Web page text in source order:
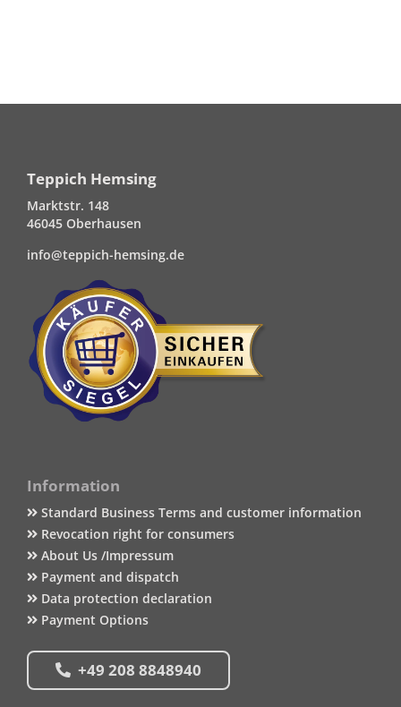
Teppich Hemsing
Marktstr. 148
46045 Oberhausen
info@teppich-hemsing.de
Information
Standard Business Terms and customer information
Revocation right for consumers
About Us /Impressum
Payment and dispatch
Data protection declaration
Payment Options
+49 208 8848940